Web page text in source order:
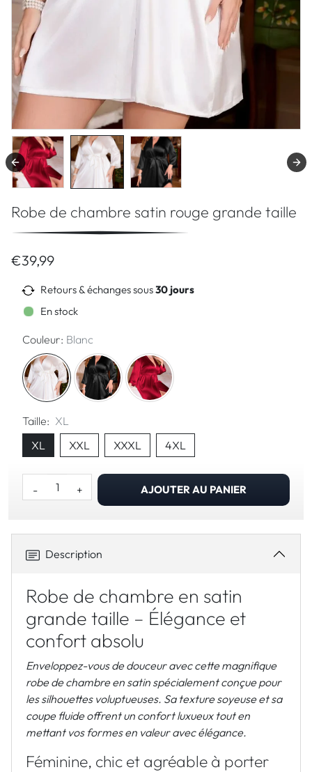
Robe de chambre satin rouge grande taille
€39,99
Retours & échanges sous30 jours
En stock
Couleur: Blanc
Taille: XL
XL
XXL XXXL 4XL
- + AJOUTER AU PANIER
Description
Robe de chambre en satin
grande taille – Élégance et
confort absolu
Enveloppez-vous de douceur avec cette magnifique
robe de chambre en satin spécialement conçue pour
les silhouettes voluptueuses. Sa texture soyeuse et sa
coupe fluide offrent un confort luxueux tout en
mettant vos formes en valeur avec élégance.
Féminine, chic et agréable à porter